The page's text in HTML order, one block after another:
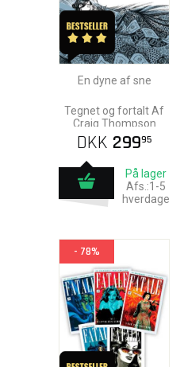
En dyne af sne
Tegnet og fortalt Af
Craig Thompson
DKK 29995
På lager
Afs.:1-5
hverdage
- 78%